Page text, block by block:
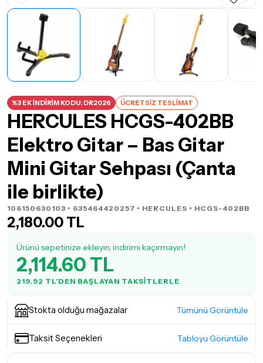
%3 EK İNDİRİM KODU: DR2026 ÜCRETSİZ TESLİMAT
HERCULES HCGS-402BB
Elektro Gitar – Bas Gitar
Mini Gitar Sehpası (Çanta
ile birlikte)
106150630103 • 635464420257 • HERCULES • HCGS-402BB
2,180.00 TL
Ürünü sepetinize ekleyin, indirimi kaçırmayın!
2,114.60 TL
219.92 TL'DEN BAŞLAYAN TAKSITLERLE
Stokta olduğu mağazalar Tümünü Görüntüle
Taksit Seçenekleri Tabloyu Görüntüle